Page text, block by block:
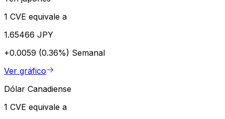
1 CVE equivale a
1.65466 JPY
+0.0059 (0.36%) Semanal
Ver gráfico
Dólar Canadiense
1 CVE equivale a